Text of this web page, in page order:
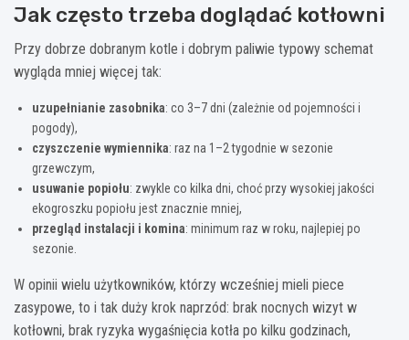
Jak często trzeba doglądać kotłowni
Przy dobrze dobranym kotle i dobrym paliwie typowy schemat
wygląda mniej więcej tak:
uzupełnianie zasobnika: co 3–7 dni (zależnie od pojemności i
pogody),
czyszczenie wymiennika: raz na 1–2 tygodnie w sezonie
grzewczym,
usuwanie popiołu: zwykle co kilka dni, choć przy wysokiej jakości
ekogroszku popiołu jest znacznie mniej,
przegląd instalacji i komina: minimum raz w roku, najlepiej po
sezonie.
W opinii wielu użytkowników, którzy wcześniej mieli piece
zasypowe, to i tak duży krok naprzód: brak nocnych wizyt w
kotłowni, brak ryzyka wygaśnięcia kotła po kilku godzinach,